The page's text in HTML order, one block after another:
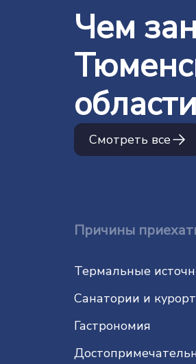
Чем
области
Смотреть все
Причины
Термальные
Санатории и
Гастрономия